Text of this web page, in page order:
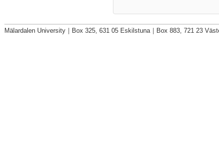
Mälardalen University Box 325, 631 05 Eskilstuna Box 883, 721 23